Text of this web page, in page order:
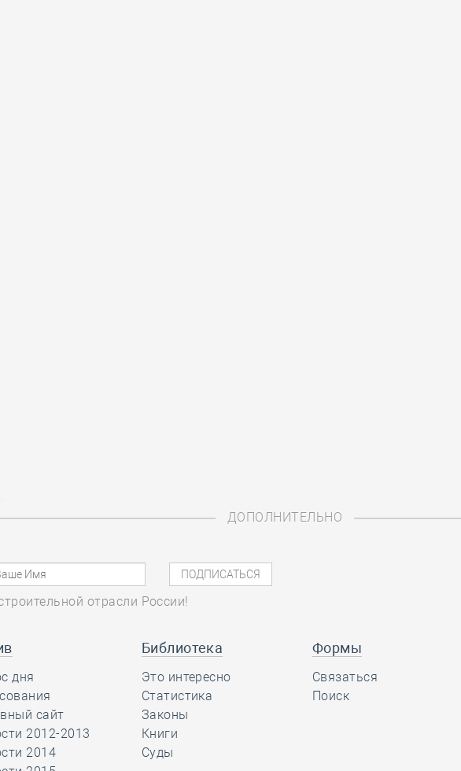
ДОПОЛНИТЕЛЬНО
отрасли России!
дня
сайт
2012-2013
2014
Библиотека
Это интересно
Статистика
Законы
Книги
Суды
Формы
Связаться
Поиск